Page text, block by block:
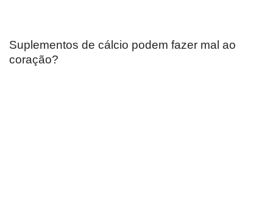
Suplementos de cálcio podem fazer mal ao
coração?